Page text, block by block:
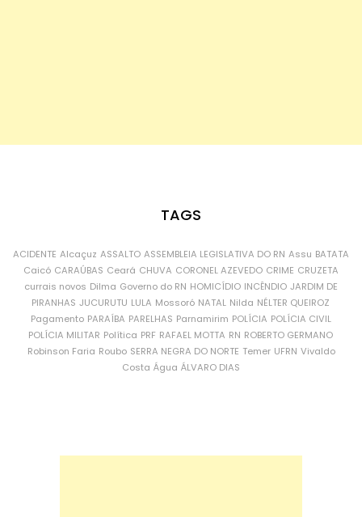
TAGS
ACIDENTE Alcaçuz ASSALTO ASSEMBLEIA LEGISLATIVA DO RN Assu BATATA
Caicó CARAÚBAS Ceará CHUVA CORONEL AZEVEDO CRIME CRUZETA
currais novos Dilma Governo do RN HOMICÍDIO INCÊNDIO JARDIM DE
PIRANHAS JUCURUTU LULA Mossoró NATAL Nilda NÉLTER QUEIROZ
Pagamento PARAÍBA PARELHAS Parnamirim POLÍCIA POLÍCIA CIVIL
POLÍCIA MILITAR Política PRF RAFAEL MOTTA RN ROBERTO GERMANO
Robinson Faria Roubo SERRA NEGRA DO NORTE Temer UFRN Vivaldo
Costa Água ÁLVARO DIAS